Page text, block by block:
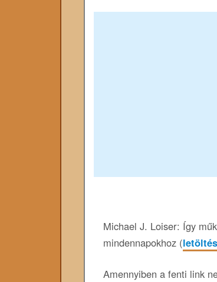
Michael J. Loiser: Így
mindennapokhoz (
Amennyiben a fenti link